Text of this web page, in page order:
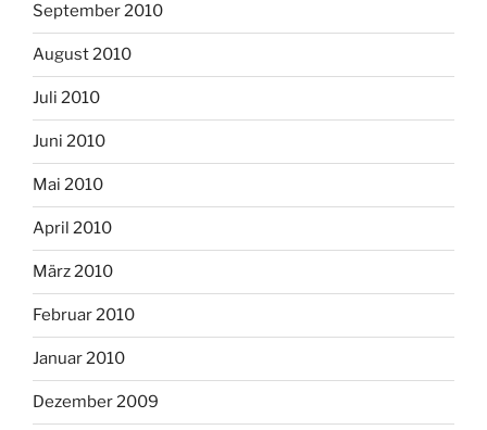
September 2010
August 2010
Juli 2010
Juni 2010
Mai 2010
April 2010
März 2010
Februar 2010
Januar 2010
Dezember 2009